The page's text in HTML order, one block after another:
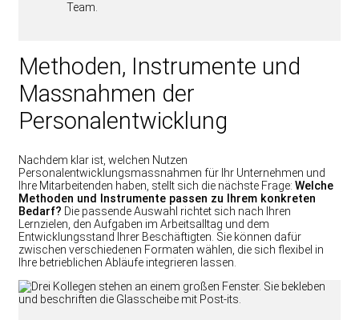
Team.
Methoden, Instrumente und
Massnahmen der
Personalentwicklung
Nachdem klar ist, welchen Nutzen
Personalentwicklungsmassnahmen für Ihr Unternehmen und
Ihre Mitarbeitenden haben, stellt sich die nächste Frage: Welche
Methoden und Instrumente passen zu Ihrem konkreten
Bedarf? Die passende Auswahl richtet sich nach Ihren
Lernzielen, den Aufgaben im Arbeitsalltag und dem
Entwicklungsstand Ihrer Beschäftigten. Sie können dafür
zwischen verschiedenen Formaten wählen, die sich flexibel in
Ihre betrieblichen Abläufe integrieren lassen.